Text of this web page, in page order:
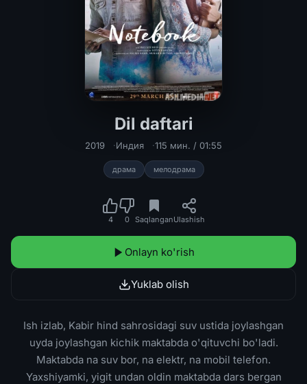
Dil daftari
Dil daftari Uzbek tilida 2019
2019 Индия 115 мин. / 01:55
драма мелодрама
4 0 SaqlanganUlashish
Onlayn ko'rish
Yuklab olish
Ish izlab, Kabir hind sahrosidagi suv ustida joylashgan
uyda joylashgan kichik maktabda o'qituvchi bo'ladi.
Maktabda na suv bor, na elektr, na mobil telefon.
Yaxshiyamki, yigit undan oldin maktabda dars bergan